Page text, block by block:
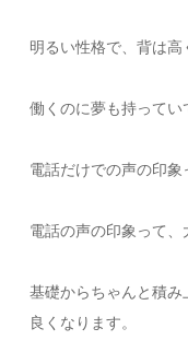
明るい性格で、背は高
働くのに夢も持ってい
電話だけでの声の印象
電話の声の印象って、
基礎からちゃんと積
良くなります。